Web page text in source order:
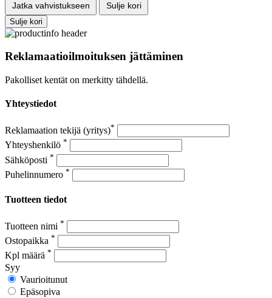
Jatka vahvistukseen
Sulje kori
Sulje kori
Reklamaatioilmoituksen jättäminen
Pakolliset kentät on merkitty tähdellä.
Yhteystiedot
Reklamaation tekijä (yritys)*
Yhteyshenkilö *
Sähköposti *
Puhelinnumero *
Tuotteen tiedot
Tuotteen nimi *
Ostopaikka *
Kpl määrä *
Syy
Vaurioitunut
Epäsopiva